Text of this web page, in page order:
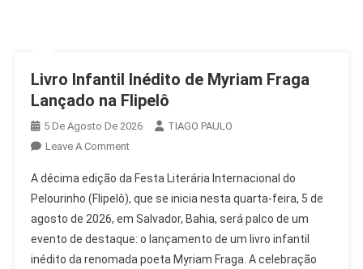
Livro Infantil Inédito de Myriam Fraga
Lançado na Flipelô
5 De Agosto De 2026
TIAGO PAULO
Leave A CommentOn
Infantil
Inédito
De
Myriam
Fraga
A décima edição da Festa Literária Internacional do
Pelourinho (Flipelô), que se inicia nesta quarta-feira, 5 de
agosto de 2026, em Salvador, Bahia, será palco de um
evento de destaque: o lançamento de um livro infantil
inédito da renomada poeta Myriam Fraga. A celebração